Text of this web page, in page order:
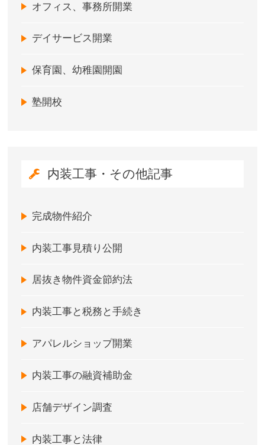
オフィス、事務所開業
デイサービス開業
保育園、幼稚園開園
塾開校
内装工事・その他記事
完成物件紹介
内装工事見積り公開
居抜き物件資金節約法
内装工事と税務と手続き
アパレルショップ開業
内装工事の融資補助金
店舗デザイン調査
内装工事と法律